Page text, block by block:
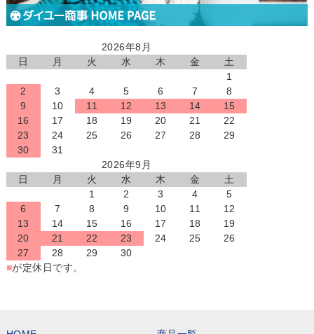
2026年8月
日
月 火 水 木 金
土
1
2
3 4 5 6 7
8
9
10 11 12 13 14
15
16
17 18 19 20 21
22
23
24 25 26 27 28
29
30
31
2026年9月
日
月 火 水 木 金
土
1
2 3 4
5
6
7 8 9 10 11
12
13
14 15 16 17 18
19
20
21 22 23 24 25
26
27
28 29
30
■が定休日です。